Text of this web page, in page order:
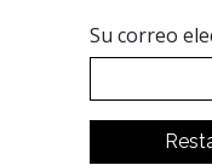
Su correo